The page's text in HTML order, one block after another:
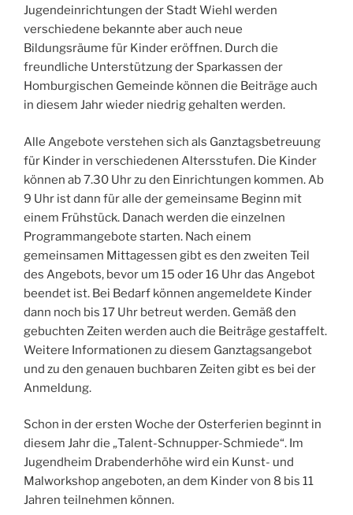
Jugendeinrichtungen der Stadt Wiehl werden
verschiedene bekannte aber auch neue
Bildungsräume für Kinder eröffnen. Durch die
freundliche Unterstützung der Sparkassen der
Homburgischen Gemeinde können die Beiträge auch
in diesem Jahr wieder niedrig gehalten werden.
Alle Angebote verstehen sich als Ganztagsbetreuung
für Kinder in verschiedenen Altersstufen. Die Kinder
können ab 7.30 Uhr zu den Einrichtungen kommen. Ab
9 Uhr ist dann für alle der gemeinsame Beginn mit
einem Frühstück. Danach werden die einzelnen
Programmangebote starten. Nach einem
gemeinsamen Mittagessen gibt es den zweiten Teil
des Angebots, bevor um 15 oder 16 Uhr das Angebot
beendet ist. Bei Bedarf können angemeldete Kinder
dann noch bis 17 Uhr betreut werden. Gemäß den
gebuchten Zeiten werden auch die Beiträge gestaffelt.
Weitere Informationen zu diesem Ganztagsangebot
und zu den genauen buchbaren Zeiten gibt es bei der
Anmeldung.
Schon in der ersten Woche der Osterferien beginnt in
diesem Jahr die „Talent-Schnupper-Schmiede“. Im
Jugendheim Drabenderhöhe wird ein Kunst- und
Malworkshop angeboten, an dem Kinder von 8 bis 11
Jahren teilnehmen können.